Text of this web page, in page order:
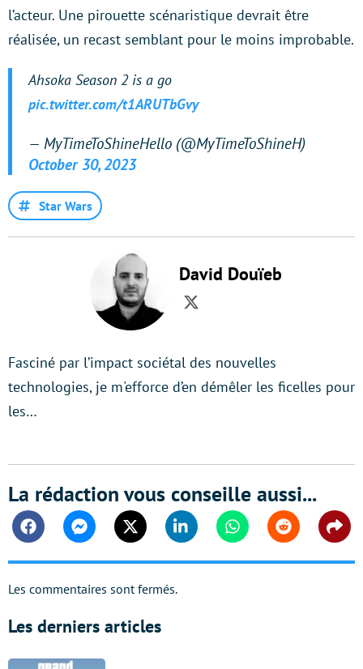
l’acteur. Une pirouette scénaristique devrait être
réalisée, un recast semblant pour le moins improbable.
Ahsoka Season 2 is a go
pic.twitter.com/t1ARUTbGvy
— MyTimeToShineHello (@MyTimeToShineH)
October 30, 2023
Star Wars
David Douïeb
Twitter
Fasciné par l’impact sociétal des nouvelles
technologies, je m'efforce d’en démêler les ficelles pour
les…
La rédaction vous conseille aussi...
FacebookMessengerTwitter Linkedin WhatsappReddit
Les commentaires sont fermés.
Les derniers articles